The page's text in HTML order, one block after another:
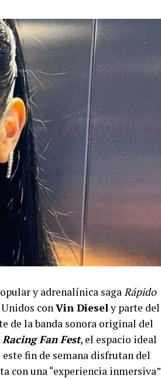
y adrenalínica sagaRápido
conVin Diesely parte del
de la banda sonora original del
Racing Fan Fest, el espacio ideal
fin de semana disfrutan del
con una “experiencia inmersiva”